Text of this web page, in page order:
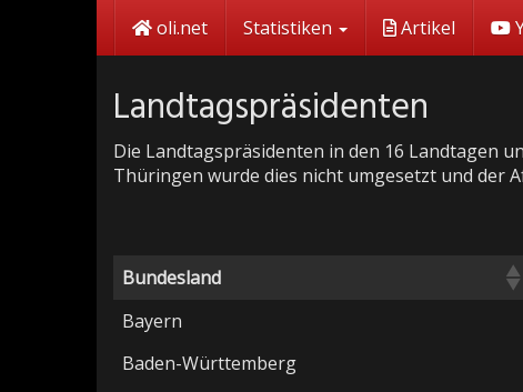
oli.net Statistiken Artikel
Landtagspräsidenten
Die Landtagspräsidenten in den 16 Landtagen
Thüringen wurde dies nicht umgesetzt und der
Bundesland
Bayern
Baden-Württemberg